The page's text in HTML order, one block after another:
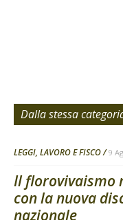
Dalla stessa
LEGGI, LAVORO E FISCO 9
Il florovivaismo
con la nuova
nazionale